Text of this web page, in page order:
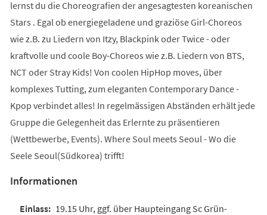
lernst du die Choreografien der angesagtesten koreanischen
Stars . Egal ob energiegeladene und graziöse Girl-Choreos
wie z.B. zu Liedern von Itzy, Blackpink oder Twice - oder
kraftvolle und coole Boy-Choreos wie z.B. Liedern von BTS,
NCT oder Stray Kids! Von coolen HipHop moves, über
komplexes Tutting, zum eleganten Contemporary Dance -
Kpop verbindet alles! In regelmässigen Abständen erhält jede
Gruppe die Gelegenheit das Erlernte zu präsentieren
(Wettbewerbe, Events). Where Soul meets Seoul - Wo die
Seele Seoul(Südkorea) trifft!
Informationen
19.15 Uhr, ggf. über Haupteingang Sc Grün-